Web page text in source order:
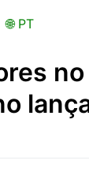
🌐 PT
no